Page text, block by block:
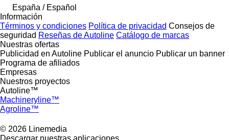
España / Español
Información
Términos y condiciones Política de privacidad Consejos de
seguridad Reseñas de Autoline Catálogo de marcas
Nuestras ofertas
Publicidad en Autoline Publicar el anuncio Publicar un banner
Programa de afiliados
Empresas
Nuestros proyectos
Autoline™
Machineryline™
Agroline™
© 2026 Linemedia
Descargar nuestras aplicaciones